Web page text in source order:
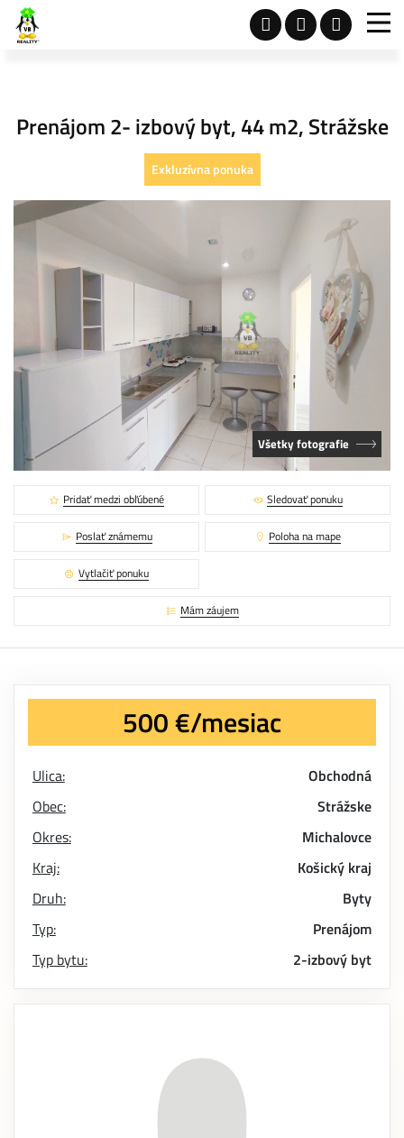
Prenájom 2- izbový byt, 44 m2, Strážske
Exkluzívna ponuka
Všetky fotografie
Pridať medzi obľúbené Sledovať ponuku
Poslať známemu Poloha na mape
Vytlačiť ponuku
Mám záujem
500 €/mesiac
Ulica:
Obchodná
Obec:
Strážske
Okres:
Michalovce
Kraj:
Košický kraj
Druh:
Byty
Typ:
Prenájom
Typ bytu:
2-izbový byt